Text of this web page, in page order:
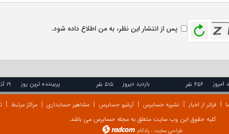
بازخوانیپس از انتشار این نظر، به من اطلاع داده شود.
امروز ۶۵۶ نفر بازدید دیروز ۵۱۵ نفر پربیننده ترین روز ۱۹ آذر ۱۴۰۱
فراتر از اخبار نشریه حسابرس آرشیو حسابرس مشاهیر حسابداری مراکز مرتبط
کلیه حقوق این وب سایت متعلق به مجله حسابرس می باشد.
طراحی سایت : رادکام radcom